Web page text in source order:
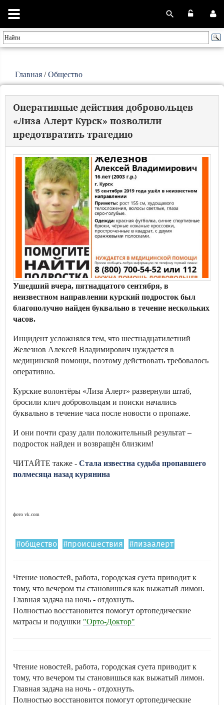
Главная /Общество
Оперативные действия добровольцев
«Лиза Алерт Курск» позволили
предотвратить трагедию
Ушедший вчера, пятнадцатого сентября, в
неизвестном направлении курский подросток был
благополучно найден буквально в течение нескольких
часов.
Инцидент усложнялся тем, что шестнадцатилетний
Железнов Алексей Владимирович нуждается в
медицинской помощи, поэтому действовать требовалось
оперативно.
Курские волонтёры «Лиза Алерт» развернули штаб,
бросили клич добровольцам и поиски начались
буквально в течение часа после новости о пропаже.
И они почти сразу дали положительный результат –
подросток найден и возвращён близким!
ЧИТАЙТЕ также - Стала известна судьба пропавшего
полмесяца назад курянина
фото vk.com
#общество #происшествия #лизаалерт
Чтение новостей, работа, городская суета приводит к
тому, что вечером ты становишься как выжатый лимон.
Главная задача на ночь - отдохнуть.
Полностью восстановится помогут ортопедические
матрасы и подушки "Орто-Доктор"
Чтение новостей, работа, городская суета приводит к
тому, что вечером ты становишься как выжатый лимон.
Главная задача на ночь - отдохнуть.
Полностью восстановится помогут ортопедические